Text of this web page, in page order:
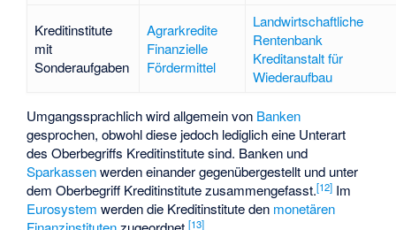
Kreditinstitute
mit
Sonderaufgaben
Agrarkredite
Finanzielle
Fördermittel
Landwirtschaftliche
Rentenbank
Kreditanstalt für
Wiederaufbau
Umgangssprachlich wird allgemein von Banken
gesprochen, obwohl diese jedoch lediglich eine Unterart
des Oberbegriffs Kreditinstitute sind. Banken und
Sparkassenwerden einander gegenübergestellt und unter
dem Oberbegriff Kreditinstitute zusammengefasst.[12] Im
Eurosystem werden die Kreditinstitute den monetären
[13]